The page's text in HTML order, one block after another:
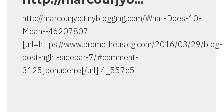
http://marcourjyo.tinyblogging.com/What-Does-10-
Mean--46207807
[url=https://www.prometheusicg.com/2016/03/29/blog-
post-right-sidebar-7/#comment-
3125]pohudenie[/url] 4_557e5